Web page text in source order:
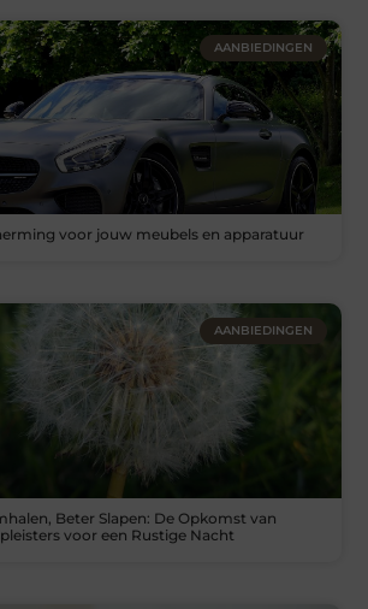
AANBIEDINGEN
voor jouw meubels en apparatuur
AANBIEDINGEN
Beter Slapen: De Opkomst van
voor een Rustige Nacht